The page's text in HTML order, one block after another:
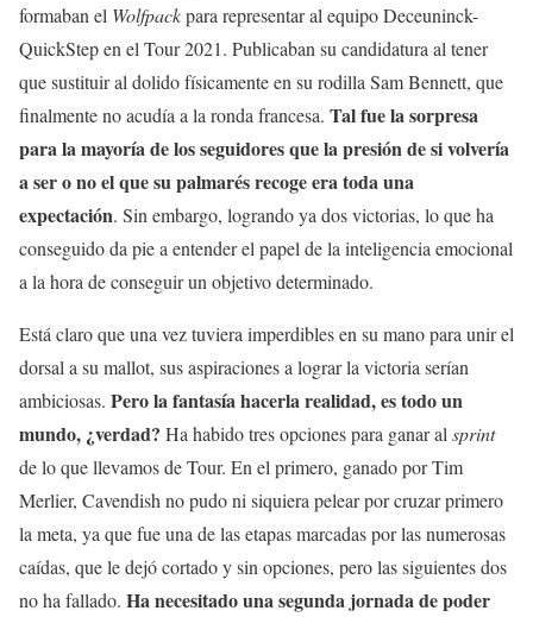
formaban el Wolfpackpara representar al equipo Deceuninck-
QuickStep en el Tour 2021. Publicaban su candidatura al tener
que sustituir al dolido físicamente en su rodilla Sam Bennett, que
finalmente no acudía a la ronda francesa. Tal fue la sorpresa
para la mayoría de los seguidores que la presión de si volvería
a ser o no el que su palmarés recoge era toda una
expectación. Sin embargo, logrando ya dos victorias, lo que ha
conseguido da pie a entender el papel de la inteligencia emocional
a la hora de conseguir un objetivo determinado.
Está claro que una vez tuviera imperdibles en su mano para unir el
dorsal a su mallot, sus aspiraciones a lograr la victoria serían
ambiciosas. Pero la fantasía hacerla realidad, es todo un
mundo, ¿verdad? Ha habido tres opciones para ganar al sprint
de lo que llevamos de Tour. En el primero, ganado por Tim
Merlier, Cavendish no pudo ni siquiera pelear por cruzar primero
la meta, ya que fue una de las etapas marcadas por las numerosas
caídas, que le dejó cortado y sin opciones, pero las siguientes dos
no ha fallado. Ha necesitado una segunda jornada de poder